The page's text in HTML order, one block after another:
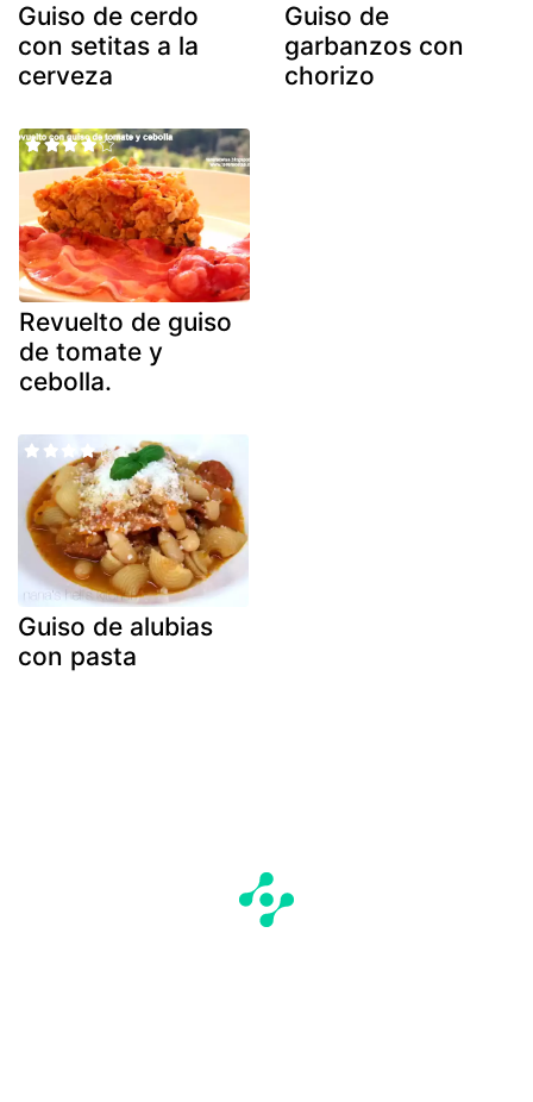
Guiso de cerdo
con setitas a la
cerveza
Guiso de
garbanzos con
chorizo
Revuelto de guiso
de tomate y
cebolla.
Guiso de alubias
con pasta